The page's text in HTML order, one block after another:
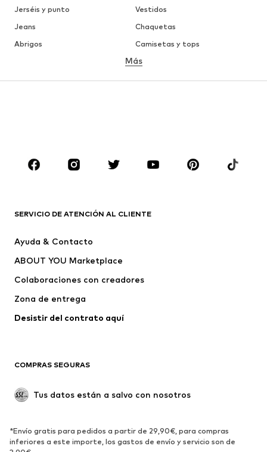
Jerséis y punto
Vestidos
Jeans
Chaquetas
Abrigos
Camisetas y tops
Ropa interior
Faldas
Blusas y camisas
Zapatos
Deporte
Vestidos
Camisetas y tops
Chaquetas
Jerséis y punto
Ropa interior
Abrigos
Tallas grandes
Reciclado
ZAPATOS
Más
SERVICIO DE ATENCIÓN AL CLIENTE
Ayuda & Contacto
ABOUT YOU Marketplace
Colaboraciones con creadores
Zona de entrega
Desistir del contrato aquí
COMPRAS SEGURAS
Tus datos están a salvo con nosotros
*Envío gratis para pedidos a partir de 29,90€, para compras
inferiores a este importe, los gastos de envío y servicio son de